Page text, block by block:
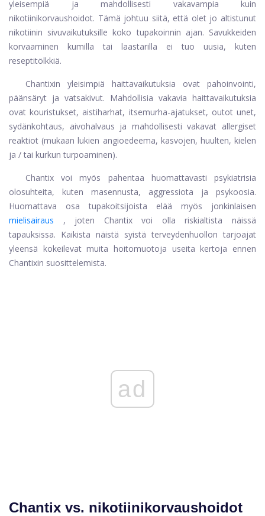
yleisempiä ja mahdollisesti vakavampia kuin
nikotiinikorvaushoidot. Tämä johtuu siitä, että olet jo altistunut
nikotiinin sivuvaikutuksille koko tupakoinnin ajan. Savukkeiden
korvaaminen kumilla tai laastarilla ei tuo uusia, kuten
reseptitölkkiä.
Chantixin yleisimpiä haittavaikutuksia ovat pahoinvointi,
päänsäryt ja vatsakivut. Mahdollisia vakavia haittavaikutuksia
ovat kouristukset, aistiharhat, itsemurha-ajatukset, outot unet,
sydänkohtaus, aivohalvaus ja mahdollisesti vakavat allergiset
reaktiot (mukaan lukien angioedeema, kasvojen, huulten, kielen
ja / tai kurkun turpoaminen).
Chantix voi myös pahentaa huomattavasti psykiatrisia
olosuhteita, kuten masennusta, aggressiota ja psykoosia.
Huomattava osa tupakoitsijoista elää myös jonkinlaisen
mielisairaus
, joten Chantix voi olla riskialtista näissä
tapauksissa. Kaikista näistä syistä terveydenhuollon tarjoajat
yleensä kokeilevat muita hoitomuotoja useita kertoja ennen
Chantixin suosittelemista.
ad
Chantix vs. nikotiinikorvaushoidot